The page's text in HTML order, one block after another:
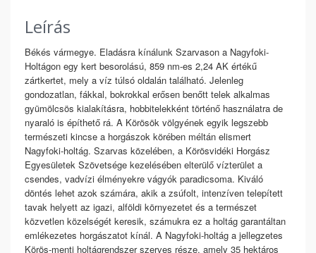
Leírás
Békés vármegye. Eladásra kínálunk Szarvason a Nagyfoki-
Holtágon egy kert besorolású, 859 nm-es 2,24 AK értékű
zártkertet, mely a víz túlsó oldalán található. Jelenleg
gondozatlan, fákkal, bokrokkal erősen benőtt telek alkalmas
gyümölcsös kialakításra, hobbitelekként történő használatra de
nyaraló is építhető rá. A Körösök völgyének egyik legszebb
természeti kincse a horgászok körében méltán elismert
Nagyfoki-holtág. Szarvas közelében, a Körösvidéki Horgász
Egyesületek Szövetsége kezelésében elterülő vízterület a
csendes, vadvízi élményekre vágyók paradicsoma. Kiváló
döntés lehet azok számára, akik a zsúfolt, intenzíven telepített
tavak helyett az igazi, alföldi környezetet és a természet
közvetlen közelségét keresik, számukra ez a holtág garantáltan
emlékezetes horgászatot kínál. A Nagyfoki-holtág a jellegzetes
Körös-menti holtágrendszer szerves része, amely 35 hektáros